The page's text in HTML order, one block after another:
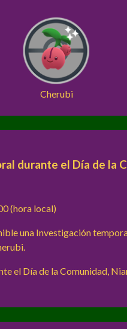
Cherubi
durante el Día de la
(hora local)
una Investigación
el Día de la Comunidad,